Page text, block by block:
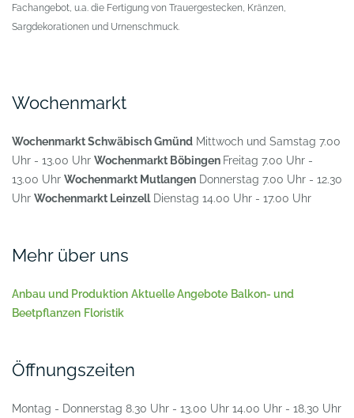
Fachangebot, u.a. die Fertigung von Trauergestecken, Kränzen,
Sargdekorationen und Urnenschmuck.
Wochenmarkt
Wochenmarkt Schwäbisch Gmünd Mittwoch und Samstag 7.00
Uhr - 13.00 Uhr Wochenmarkt Böbingen Freitag 7.00 Uhr -
13.00 Uhr Wochenmarkt Mutlangen Donnerstag 7.00 Uhr - 12.30
Uhr Wochenmarkt LeinzellDienstag 14.00 Uhr - 17.00 Uhr
Mehr über uns
Anbau und Produktion Aktuelle Angebote Balkon- und
Beetpflanzen Floristik
Öffnungszeiten
Montag - Donnerstag 8.30 Uhr - 13.00 Uhr 14.00 Uhr - 18.30 Uhr